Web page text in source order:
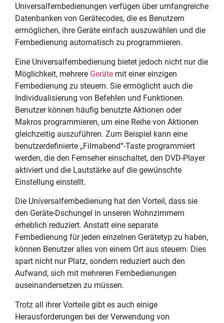
Universalfernbedienungen verfügen über umfangreiche
Datenbanken von Gerätecodes, die es Benutzern
ermöglichen, ihre Geräte einfach auszuwählen und die
Fernbedienung automatisch zu programmieren.
Eine Universalfernbedienung bietet jedoch nicht nur die
Möglichkeit, mehrere Geräte mit einer einzigen
Fernbedienung zu steuern. Sie ermöglicht auch die
Individualisierung von Befehlen und Funktionen.
Benutzer können häufig benutzte Aktionen oder
Makros programmieren, um eine Reihe von Aktionen
gleichzeitig auszuführen. Zum Beispiel kann eine
benutzerdefinierte „Filmabend“-Taste programmiert
werden, die den Fernseher einschaltet, den DVD-Player
aktiviert und die Lautstärke auf die gewünschte
Einstellung einstellt.
Die Universalfernbedienung hat den Vorteil, dass sie
den Geräte-Dschungel in unseren Wohnzimmern
erheblich reduziert. Anstatt eine separate
Fernbedienung für jeden einzelnen Gerätetyp zu haben,
können Benutzer alles von einem Ort aus steuern. Dies
spart nicht nur Platz, sondern reduziert auch den
Aufwand, sich mit mehreren Fernbedienungen
auseinandersetzen zu müssen.
Trotz all ihrer Vorteile gibt es auch einige
Herausforderungen bei der Verwendung von